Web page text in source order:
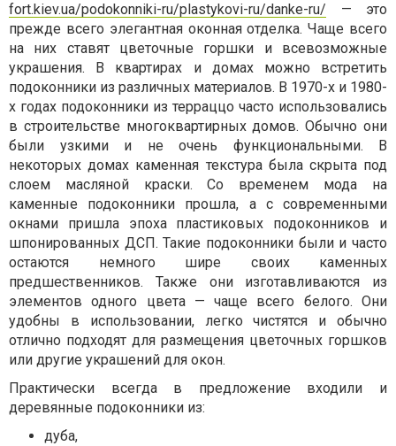
fort.kiev.ua/podokonniki-ru/plastykovi-ru/danke-ru/ — это
прежде всего элегантная оконная отделка. Чаще всего
на них ставят цветочные горшки и всевозможные
украшения. В квартирах и домах можно встретить
подоконники из различных материалов. В 1970-х и 1980-
х годах подоконники из терраццо часто использовались
в строительстве многоквартирных домов. Обычно они
были узкими и не очень функциональными. В
некоторых домах каменная текстура была скрыта под
слоем масляной краски. Со временем мода на
каменные подоконники прошла, а с современными
окнами пришла эпоха пластиковых подоконников и
шпонированных ДСП. Такие подоконники были и часто
остаются немного шире своих каменных
предшественников. Также они изготавливаются из
элементов одного цвета — чаще всего белого. Они
удобны в использовании, легко чистятся и обычно
отлично подходят для размещения цветочных горшков
или другие украшений для окон.
Практически всегда в предложение входили и
деревянные подоконники из:
дуба,